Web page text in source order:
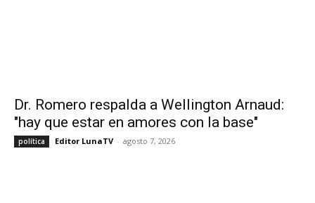
Dr. Romero respalda a Wellington Arnaud:
"hay que estar en amores con la base"
política Editor LunaTV - agosto 7, 2026